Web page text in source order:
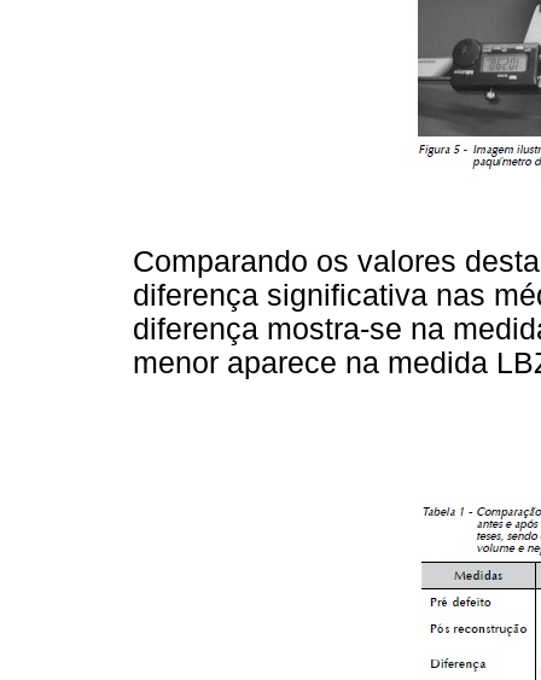
Comparando os valores
diferença significativa nas
diferença mostra-se na
menor aparece na medida